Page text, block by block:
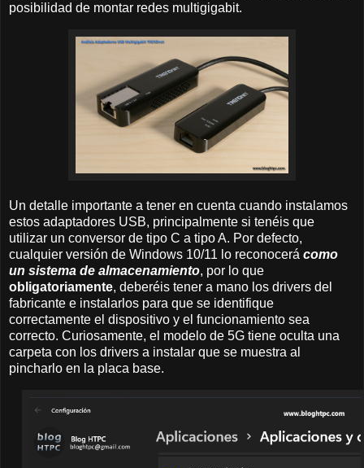
posibilidad de montar redes multigigabit.
Un detalle importante a tener en cuenta cuando instalamos
estos adaptadores USB, principalmente si tenéis que
utilizar un conversor de tipo C a tipo A. Por defecto,
cualquier versión de Windows 10/11 lo reconocerá como
un sistema de almacenamiento, por lo que
obligatoriamente, deberéis tener a mano los drivers del
fabricante e instalarlos para que se identifique
correctamente el dispositivo y el funcionamiento sea
correcto. Curiosamente, el modelo de 5G tiene oculta una
carpeta con los drivers a instalar que se muestra al
pincharlo en la placa base.